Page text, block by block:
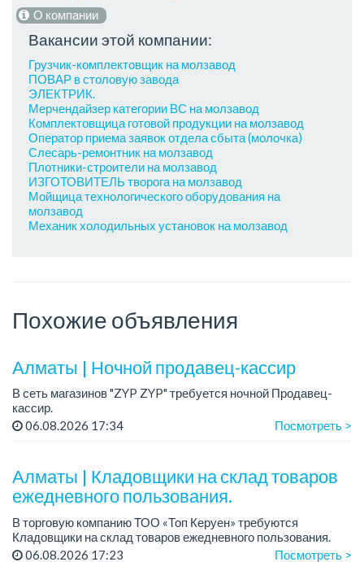
О компании
Вакансии этой компании:
Грузчик-комплектовщик на молзавод
ПОВАР в столовую завода
ЭЛЕКТРИК.
Мерчендайзер категории ВС на молзавод
Комплектовщица готовой продукции на молзавод
Оператор приема заявок отдела сбыта (молочка)
Слесарь-ремонтник на молзавод
Плотники-строители на молзавод
ИЗГОТОВИТЕЛЬ творога на молзавод
Мойщица технологического оборудования на
молзавод
Механик холодильных установок на молзавод
Похожие объявления
Алматы | Ночной продавец-кассир
В сеть магазинов "ZYP ZYP" требуется ночной Продавец-
кассир.
График работы: 2/2, с 20:00 до 08:00.
06.08.2026 17:34 Посмотреть >
Алматы | Кладовщики на склад товаров
ежедневного пользования.
В торговую компанию ТОО «Топ Керуен» требуются
Кладовщики на склад товаров ежедневного пользования.
Зарплата: 248 600 тенге + премия 80 000 тенге.
06.08.2026 17:23 Посмотреть >